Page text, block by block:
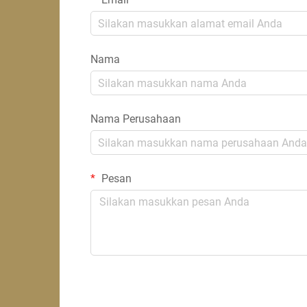
Nama
Nama Perusahaan
Pesan